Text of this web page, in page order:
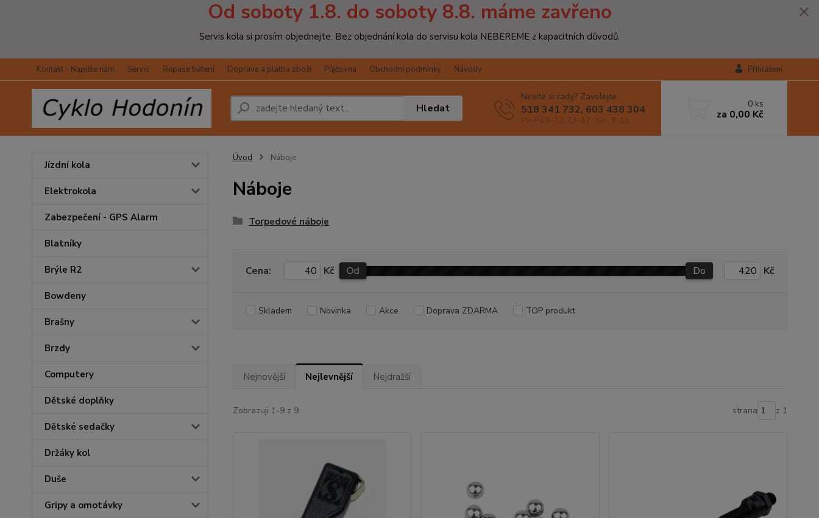
Od soboty 1.8. do soboty 8.8. máme zavřeno
Servis kola si prosím objednejte. Bez objednání kola do servisu kola NEBEREME z kapacitních důvodů.
Kontakt - Napište nám Servis Repase baterií Doprava a platba zboží Půjčovna Obchodní podmínky Návody Přihlášení
Hledat
Nevíte si rady? Zavolejte.
518 341 732, 603 438 304
Po-Pá 9-12, 13-17 ; So- 9-11
0 ks
za 0,00 Kč
Jízdní kola
Elektrokola
Zabezpečení - GPS Alarm
Blatníky
Brýle R2
Bowdeny
Brašny
Brzdy
Computery
Dětské doplňky
Dětské sedačky
Držáky kol
Duše
Gripy a omotávky
Úvod Náboje
Náboje
Torpedové náboje
Cena: Kč Od Do Kč
Skladem Novinka Akce Doprava ZDARMA TOP produkt
Nejnovější Nejlevnější Nejdražší
Zobrazuji 1-9 z 9 strana z 1